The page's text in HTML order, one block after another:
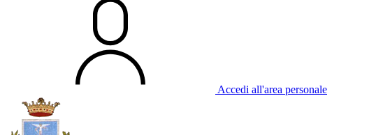
Accedi all'area personale